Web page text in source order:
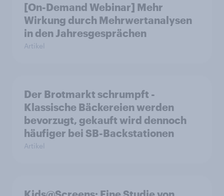
[On-Demand Webinar] Mehr
Wirkung durch Mehrwertanalysen
in den Jahresgesprächen
Artikel
Der Brotmarkt schrumpft -
Klassische Bäckereien werden
bevorzugt, gekauft wird dennoch
häufiger bei SB-Backstationen
Artikel